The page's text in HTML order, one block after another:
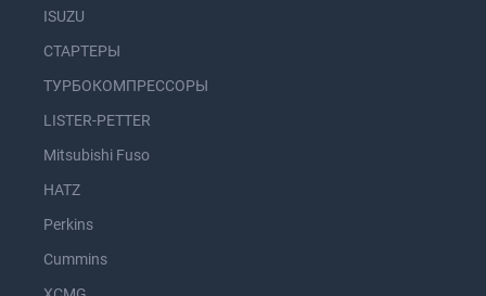
ISUZU
СТАРТЕРЫ
ТУРБОКОМПРЕССОРЫ
LISTER-PETTER
Mitsubishi Fuso
HATZ
Perkins
Cummins